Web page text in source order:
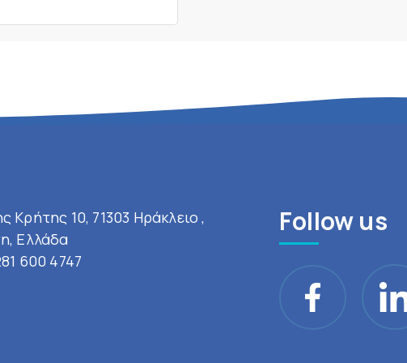
Κρήτης 10, 71303 Ηράκλειο ,
Ελλάδα
600 4747
Follow us